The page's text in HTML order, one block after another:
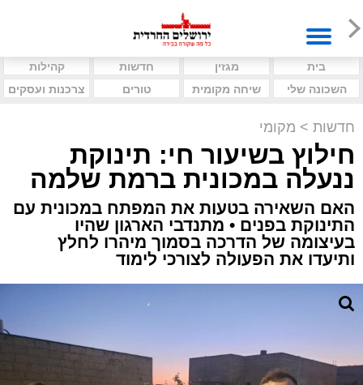
בית מגזין חדשות
קהילות
השכונה שלי
שיחה מקומית טורים צרכנות ועסקים
חדשות > מקומי
חילוץ בשיעור חי: תינוקת
ננעלה במכונית ברמת שלמה
האם השאירה בטעות את המפתח במכונית עם
התינוקת בפנים • מתנדבי הארגון שהיו
בעיצומה של הדרכה בסמוך מיהרו לחלץ
ותיעדו את הפעולה לצורכי לימוד